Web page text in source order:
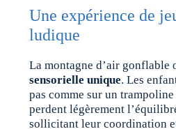
Une expérience de
ludique
La montagne d’air
sensorielle unique. Les
pas comme sur un
perdent légèrement
sollicitant leur coordination